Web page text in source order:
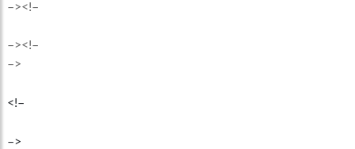
–><!–
–><!–
–>
<!–
–>